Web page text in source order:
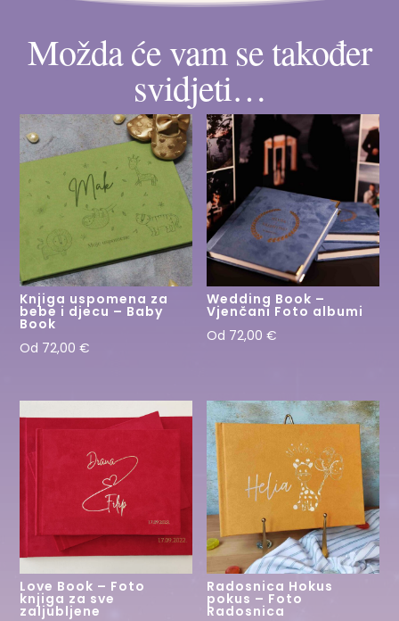
a
v
:
Možda će vam se također
svidjeti…
Knjiga uspomena za
bebe i djecu – Baby
Book
Od 72,00€
Wedding Book –
Vjenčani Foto albumi
Od 72,00€
Love Book – Foto
knjiga za sve
zaljubljene
Radosnica Hokus
pokus – Foto
Radosnica